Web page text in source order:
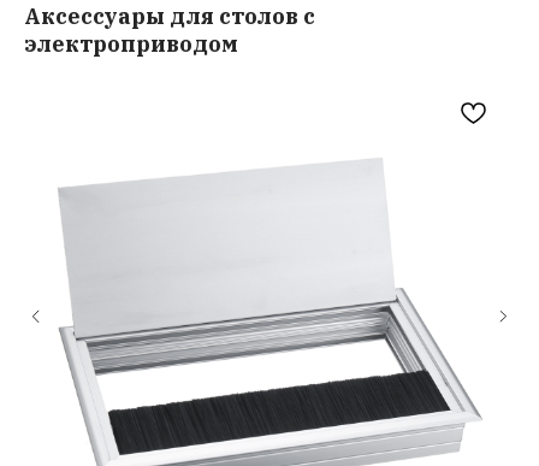
Аксессуары для столов с
электроприводом